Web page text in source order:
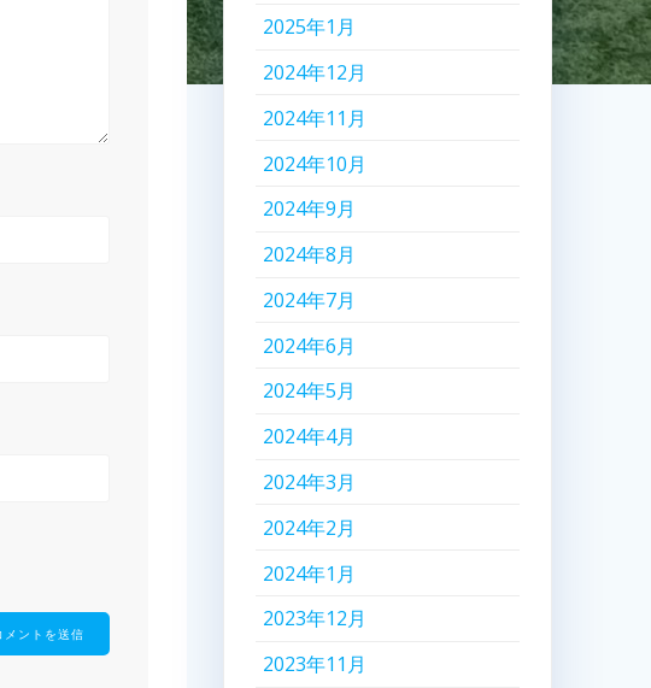
2025年1月
2024年12月
2024年11月
2024年10月
2024年9月
2024年8月
2024年7月
2024年6月
2024年5月
2024年4月
2024年3月
2024年2月
2024年1月
2023年12月
2023年11月